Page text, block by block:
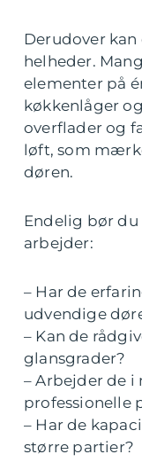
Derudover
helheder.
elementer på
køkkenlåger
overflader og
løft, som
døren.
Endelig bør du
arbejder:
– Har de
udvendige
– Kan de
glansgrader?
– Arbejder de
professionelle
– Har de
større partier?